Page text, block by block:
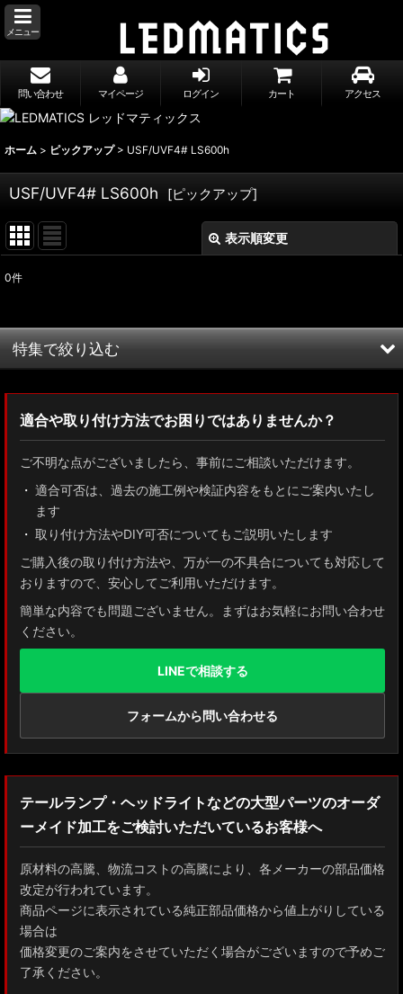
メニュー
問い合わせ マイページ ログイン カート アクセス
ホーム > ピックアップ > USF/UVF4# LS600h
USF/UVF4# LS600h [ピックアップ]
表示順変更
並び順:
0件
特集で絞り込む
ZN8 GR86
GUN125 ハイラックス
AXUH80/85 MXUA80/85 ハリアー
ZSU60 ハリアー
MXAA54 AXAH54/52 RAV4
GDJ150W/151 WTRJ150 ランドクルーザー プラド
ZVG11/ZSG10 カローラクロス
GXPA16 MXPA12 GRヤリス
MXPH10/MXPA10/MXBA10/KSP210 ヤリス
MXPJ10/15 MXPB10/15 ヤリスクロス
ZYX10 NGX50 C-HR
AAHH40W/AAHH45W/TAHA40W ヴェルファイア
適合や取り付け方法でお困りではありませんか？
ご不明な点がございましたら、事前にご相談いただけます。
適合可否は、過去の施工例や検証内容をもとにご案内いたし
ます
取り付け方法やDIY可否についてもご説明いたします
ご購入後の取り付け方法や、万が一の不具合についても対応して
おりますので、安心してご利用いただけます。
簡単な内容でも問題ございません。まずはお気軽にお問い合わせ
ください。
LINEで相談する
フォームから問い合わせる
テールランプ・ヘッドライトなどの大型パーツのオーダ
ーメイド加工をご検討いただいているお客様へ
原材料の高騰、物流コストの高騰により、各メーカーの部品価格
改定が行われています。
商品ページに表示されている純正部品価格から値上がりしている
場合は
価格変更のご案内をさせていただく場合がございますので予めご
了承ください。